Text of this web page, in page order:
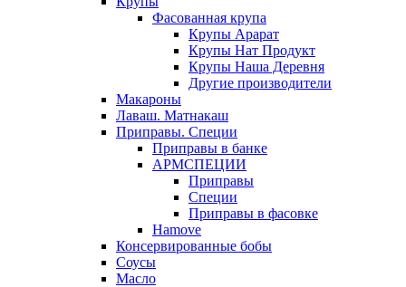
Фасованная крупа
Крупы Арарат
Крупы Нат Продукт
Крупы Наша Деревня
Другие производители
Макароны
Лаваш. Матнакаш
Приправы. Специи
Приправы в банке
АРМСПЕЦИИ
Приправы
Специи
Приправы в фасовке
Hamove
Консервированные бобы
Соусы
Масло